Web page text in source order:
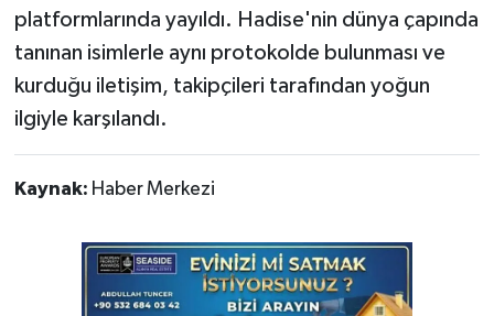
platformlarında yayıldı. Hadise'nin dünya çapında
tanınan isimlerle aynı protokolde bulunması ve
kurduğu iletişim, takipçileri tarafından yoğun
ilgiyle karşılandı.
Kaynak: Haber Merkezi